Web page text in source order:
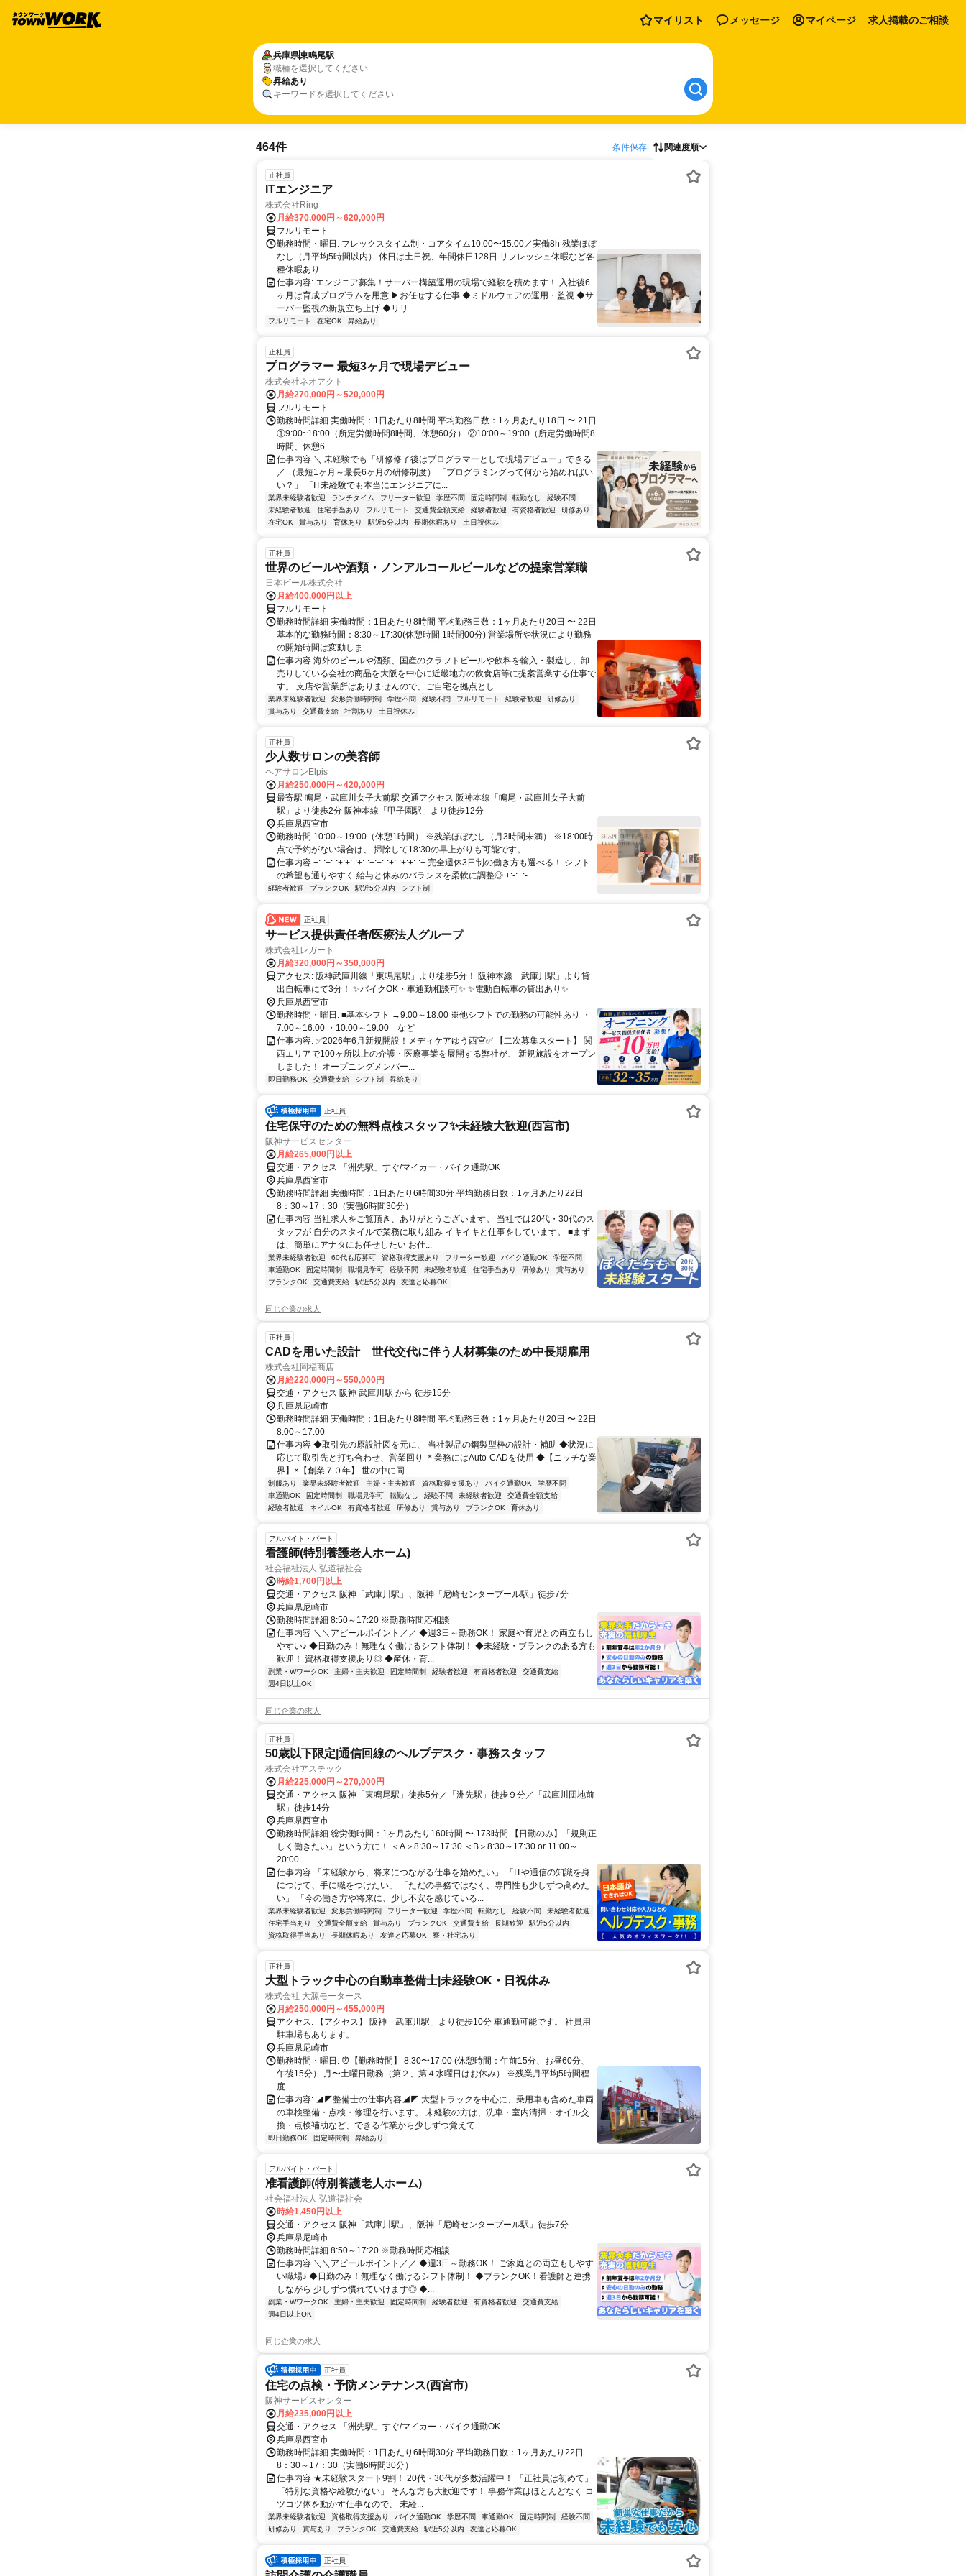
マイリスト メッセージ マイページ 求人掲載のご相談
兵庫県東鳴尾駅
職種を選択してください
昇給あり
キーワードを選択してください
464件 条件保存 関連度順
正社員
ITエンジニア
株式会社Ring
月給370,000円～620,000円
フルリモート
勤務時間・曜日: フレックスタイム制・コアタイム10:00〜15:00／実働8h 残業ほぼ
なし（月平均5時間以内） 休日は土日祝、年間休日128日 リフレッシュ休暇など各
種休暇あり
仕事内容: エンジニア募集！サーバー構築運用の現場で経験を積めます！ 入社後6
ヶ月は育成プログラムを用意 ▶お任せする仕事 ◆ミドルウェアの運用・監視 ◆サ
ーバー監視の新規立ち上げ ◆リリ...
フルリモート 在宅OK 昇給あり
正社員
プログラマー 最短3ヶ月で現場デビュー
株式会社ネオアクト
月給270,000円～520,000円
フルリモート
勤務時間詳細 実働時間：1日あたり8時間 平均勤務日数：1ヶ月あたり18日 〜 21日
①9:00~18:00（所定労働時間8時間、休憩60分） ②10:00～19:00（所定労働時間8
時間、休憩6...
仕事内容 ＼ 未経験でも「研修修了後はプログラマーとして現場デビュー」できる
／ （最短1ヶ月～最長6ヶ月の研修制度） 「プログラミングって何から始めればい
い？」 「IT未経験でも本当にエンジニアに...
業界未経験者歓迎 ランチタイム フリーター歓迎 学歴不問 固定時間制 転勤なし
経験不問
未経験者歓迎
住宅手当あり フルリモート 交通費全額支給 経験者歓迎 有資格者歓迎
研修あり
在宅OK
賞与あり 育休あり 駅近5分以内 長期休暇あり 土日祝休み
正社員
世界のビールや酒類・ノンアルコールビールなどの提案営業職
日本ビール株式会社
月給400,000円以上
フルリモート
勤務時間詳細 実働時間：1日あたり8時間 平均勤務日数：1ヶ月あたり20日 〜 22日
基本的な勤務時間：8:30～17:30(休憩時間 1時間00分) 営業場所や状況により勤務
の開始時間は変動しま...
仕事内容 海外のビールや酒類、国産のクラフトビールや飲料を輸入・製造し、卸
売りしている会社の商品を大阪を中心に近畿地方の飲食店等に提案営業する仕事で
す。 支店や営業所はありませんので、ご自宅を拠点とし...
業界未経験者歓迎 変形労働時間制 学歴不問 経験不問 フルリモート 経験者歓迎
研修あり
賞与あり
交通費支給 社割あり 土日祝休み
正社員
少人数サロンの美容師
ヘアサロンElpis
月給250,000円～420,000円
最寄駅 鳴尾・武庫川女子大前駅 交通アクセス 阪神本線「鳴尾・武庫川女子大前
駅」より徒歩2分 阪神本線「甲子園駅」より徒歩12分
兵庫県西宮市
勤務時間 10:00～19:00（休憩1時間） ※残業ほぼなし（月3時間未満） ※18:00時
点で予約がない場合は、 掃除して18:30の早上がりも可能です。
仕事内容 +:-:+:-:+:+:-:+:-:+:+:-:+:-:+:+:-:+ 完全週休3日制の働き方も選べる！ シフト
の希望も通りやすく 給与と休みのバランスを柔軟に調整◎ +:-:+:-...
経験者歓迎 ブランクOK 駅近5分以内 シフト制
正社員
サービス提供責任者/医療法人グループ
株式会社レガート
月給320,000円～350,000円
アクセス: 阪神武庫川線「東鳴尾駅」より徒歩5分！ 阪神本線「武庫川駅」より貸
出自転車にて3分！ ✨バイクOK・車通勤相談可✨ ✨電動自転車の貸出あり✨
兵庫県西宮市
勤務時間・曜日: ■基本シフト →9:00～18:00 ※他シフトでの勤務の可能性あり ・
7:00～16:00 ・10:00～19:00 など
仕事内容: ✅2026年6月新規開設！メディケアゆう西宮✅ 【二次募集スタート】 関
西エリアで100ヶ所以上の介護・医療事業を展開する弊社が、 新規施設をオープン
しました！ オープニングメンバー...
即日勤務OK 交通費支給 シフト制 昇給あり
正社員
住宅保守のための無料点検スタッフ✨未経験大歓迎(西宮市)
阪神サービスセンター
月給265,000円以上
交通・アクセス 「洲先駅」すぐ/マイカー・バイク通勤OK
兵庫県西宮市
勤務時間詳細 実働時間：1日あたり6時間30分 平均勤務日数：1ヶ月あたり22日
8：30～17：30（実働6時間30分）
仕事内容 当社求人をご覧頂き、ありがとうございます。 当社では20代・30代のス
タッフが 自分のスタイルで業務に取り組み イキイキと仕事をしています。 ■まず
は、簡単にアナタにお任せしたい お仕...
業界未経験者歓迎 60代も応募可 資格取得支援あり フリーター歓迎 バイク通勤OK
学歴不問
車通勤OK
固定時間制 職場見学可 経験不問 未経験者歓迎 住宅手当あり 研修あり
賞与あり
ブランクOK
交通費支給 駅近5分以内 友達と応募OK
同じ企業の求人
正社員
CADを用いた設計 世代交代に伴う人材募集のため中長期雇用
株式会社岡福商店
月給220,000円～550,000円
交通・アクセス 阪神 武庫川駅 から 徒歩15分
兵庫県尼崎市
勤務時間詳細 実働時間：1日あたり8時間 平均勤務日数：1ヶ月あたり20日 〜 22日
8:00～17:00
仕事内容 ◆取引先の原設計図を元に、 当社製品の鋼製型枠の設計・補助 ◆状況に
応じて取引先と打ち合わせ、営業回り ＊業務にはAuto-CADを使用 ◆【ニッチな業
界】×【創業７０年】 世の中に同...
制服あり 業界未経験者歓迎 主婦・主夫歓迎 資格取得支援あり バイク通勤OK
学歴不問
車通勤OK
固定時間制 職場見学可 転勤なし 経験不問 未経験者歓迎
交通費全額支給
経験者歓迎
ネイルOK 有資格者歓迎 研修あり 賞与あり ブランクOK 育休あり
アルバイト・パート
看護師(特別養護老人ホーム)
社会福祉法人 弘道福祉会
時給1,700円以上
交通・アクセス 阪神「武庫川駅」、阪神「尼崎センタープール駅」徒歩7分
兵庫県尼崎市
勤務時間詳細 8:50～17:20 ※勤務時間応相談
仕事内容 ＼＼アピールポイント／／ ◆週3日～勤務OK！ 家庭や育児との両立もし
やすい♪ ◆日勤のみ！無理なく働けるシフト体制！ ◆未経験・ブランクのある方も
歓迎！ 資格取得支援あり◎ ◆産休・育...
副業・WワークOK 主婦・主夫歓迎 固定時間制 経験者歓迎 有資格者歓迎
交通費支給
週4日以上OK
同じ企業の求人
正社員
50歳以下限定|通信回線のヘルプデスク・事務スタッフ
株式会社アステック
月給225,000円～270,000円
交通・アクセス 阪神「東鳴尾駅」徒歩5分／「洲先駅」徒歩９分／「武庫川団地前
駅」徒歩14分
兵庫県西宮市
勤務時間詳細 総労働時間：1ヶ月あたり160時間 〜 173時間 【日勤のみ】「規則正
しく働きたい」という方に！ ＜A＞8:30～17:30 ＜B＞8:30～17:30 or 11:00～
20:00...
仕事内容 「未経験から、将来につながる仕事を始めたい」 「ITや通信の知識を身
につけて、手に職をつけたい」 「ただの事務ではなく、専門性も少しずつ高めた
い」 「今の働き方や将来に、少し不安を感じている...
業界未経験者歓迎 変形労働時間制 フリーター歓迎 学歴不問 転勤なし 経験不問
未経験者歓迎
住宅手当あり
交通費全額支給 賞与あり ブランクOK 交通費支給 長期歓迎
駅近5分以内
資格取得手当あり
長期休暇あり 友達と応募OK 寮・社宅あり
正社員
大型トラック中心の自動車整備士|未経験OK・日祝休み
株式会社 大源モータース
月給250,000円～455,000円
アクセス: 【アクセス】 阪神「武庫川駅」より徒歩10分 車通勤可能です。 社員用
駐車場もあります。
兵庫県尼崎市
勤務時間・曜日: ⏰【勤務時間】 8:30〜17:00 (休憩時間：午前15分、お昼60分、
午後15分） 月〜土曜日勤務（第２、第４水曜日はお休み） ※残業月平均5時間程
度
仕事内容: ◢◤整備士の仕事内容◢◤ 大型トラックを中心に、乗用車も含めた車両
の車検整備・点検・修理を行います。 未経験の方は、洗車・室内清掃・オイル交
換・点検補助など、できる作業から少しずつ覚えて...
即日勤務OK 固定時間制 昇給あり
アルバイト・パート
准看護師(特別養護老人ホーム)
社会福祉法人 弘道福祉会
時給1,450円以上
交通・アクセス 阪神「武庫川駅」、阪神「尼崎センタープール駅」徒歩7分
兵庫県尼崎市
勤務時間詳細 8:50～17:20 ※勤務時間応相談
仕事内容 ＼＼アピールポイント／／ ◆週3日～勤務OK！ ご家庭との両立もしやす
い職場♪ ◆日勤のみ！無理なく働けるシフト体制！ ◆ブランクOK！看護師と連携
しながら 少しずつ慣れていけます◎ ◆...
副業・WワークOK 主婦・主夫歓迎 固定時間制 経験者歓迎 有資格者歓迎
交通費支給
週4日以上OK
同じ企業の求人
正社員
住宅の点検・予防メンテナンス(西宮市)
阪神サービスセンター
月給235,000円以上
交通・アクセス 「洲先駅」すぐ/マイカー・バイク通勤OK
兵庫県西宮市
勤務時間詳細 実働時間：1日あたり6時間30分 平均勤務日数：1ヶ月あたり22日
8：30～17：30（実働6時間30分）
仕事内容 ★未経験スタート9割！ 20代・30代が多数活躍中！ 「正社員は初めて」
「特別な資格や経験がない」 そんな方も大歓迎です！ 事務作業はほとんどなく コ
ツコツ体を動かす仕事なので、 未経...
業界未経験者歓迎 資格取得支援あり バイク通勤OK 学歴不問 車通勤OK 固定時間制
経験不問
研修あり
賞与あり ブランクOK 交通費支給 駅近5分以内 友達と応募OK
正社員